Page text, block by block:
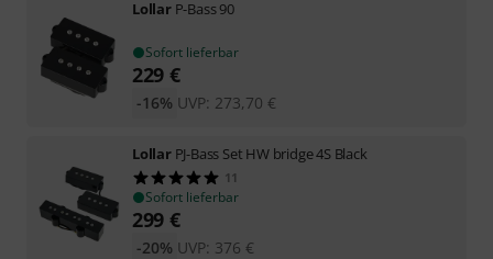
Lollar P-Bass 90
Sofort lieferbar
229 €
UVP: 273,70 €
-16%
Lollar PJ-Bass Set HW bridge 4S Black
11
Sofort lieferbar
299 €
UVP: 376 €
-20%